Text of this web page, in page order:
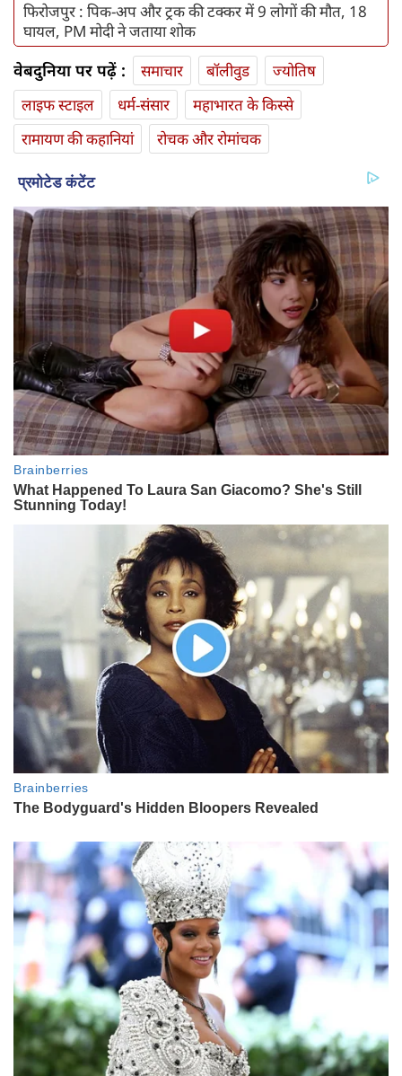
फिरोजपुर : पिक-अप और ट्रक की टक्कर में 9 लोगों की मौत, 18
घायल, PM मोदी ने जताया शोक
वेबदुनिया पर पढ़ें : समाचार बॉलीवुड
ज्योतिष
लाइफ स्‍टाइल
धर्म-संसार
महाभारत के किस्से
रामायण की कहानियां
रोचक और रोमांचक